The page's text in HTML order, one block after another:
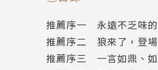
但你會看到更多行銷、
作者黃鼎翎，十分好創
推薦序一 永遠不乏味
推薦序二 狼來了，登
推薦序三 一言如鼎、